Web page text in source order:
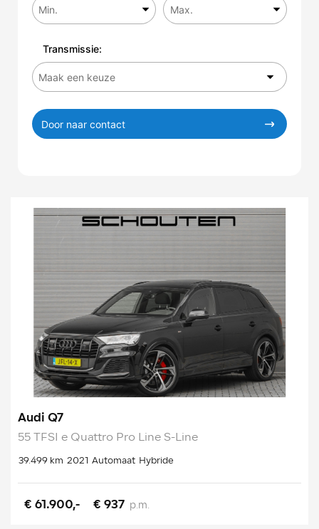
Transmissie:
Door naar contact
Audi Q7
55 TFSI e Quattro Pro Line S-Line
39.499 km 2021 Automaat Hybride
€ 61.900,- € 937 p.m.